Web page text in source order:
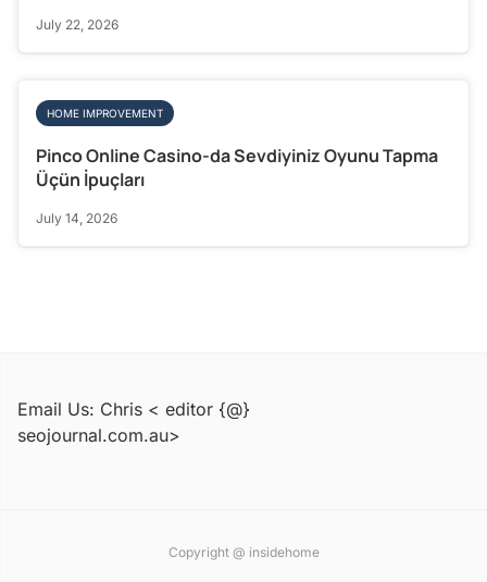
July 22, 2026
HOME IMPROVEMENT
Pinco Online Casino-da Sevdiyiniz Oyunu Tapma
Üçün İpuçları
July 14, 2026
Email Us: Chris < editor {@}
seojournal.com.au>
Copyright @ insidehome